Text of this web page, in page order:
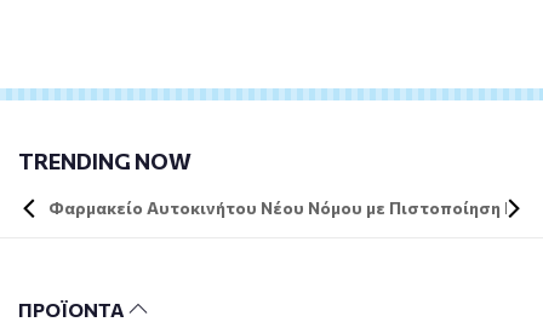
TRENDING NOW
Φαρμακείο Αυτοκινήτου Νέου Νόμου με Πιστοποίηση DIN
ΠΡΟΪΟΝΤΑ